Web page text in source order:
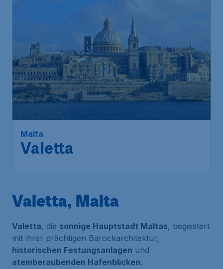
Malta
Valetta
€
160*
ab
Malta
Valetta, Malta
Valetta, die sonnige Hauptstadt Maltas, begeistert
mit ihrer prächtigen Barockarchitektur,
historischen Festungsanlagen und
atemberaubenden Hafenblicken.